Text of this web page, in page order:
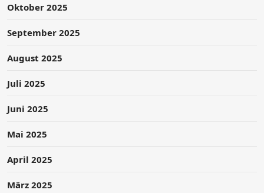
Oktober 2025
September 2025
August 2025
Juli 2025
Juni 2025
Mai 2025
April 2025
März 2025